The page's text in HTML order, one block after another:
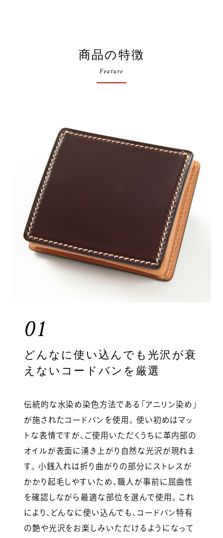
商品の特徴
Feature
01
どんなに使い込んでも光沢が衰
えないコードバンを厳選
伝統的な水染め染色方法である「アニリン染め」
が施されたコードバンを使用。 使い初めはマッ
トな表情ですが、ご使用いただくうちに革内部の
オイルが表面に湧き上がり自然な光沢が現れま
す。 小銭入れは折り曲がりの部分にストレスが
かかり起毛しやすいため、職人が事前に屈曲性
を確認しながら最適な部位を選んで使用。 これ
により、どんなに使い込んでも、コードバン特有
の艶や光沢をお楽しみいただけるようになって